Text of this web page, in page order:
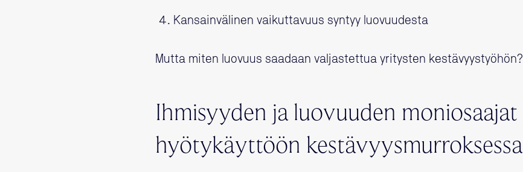
Kansainvälinen vaikuttavuus syntyy luovuudesta
Mutta miten luovuus saadaan valjastettua yritysten kestävyystyöhön?
Ihmisyyden ja luovuuden moniosaajat
hyötykäyttöön kestävyysmurroksessa